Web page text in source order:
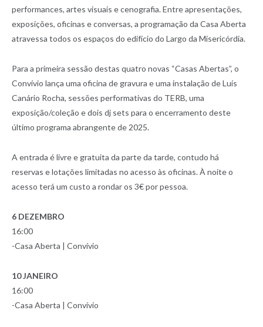
performances, artes visuais e cenografia. Entre apresentações,
exposições, oficinas e conversas, a programação da Casa Aberta
atravessa todos os espaços do edifício do Largo da Misericórdia.
Para a primeira sessão destas quatro novas “Casas Abertas”, o
Convívio lança uma oficina de gravura e uma instalação de Luís
Canário Rocha, sessões performativas do TERB, uma
exposição/coleção e dois dj sets para o encerramento deste
último programa abrangente de 2025.
A entrada é livre e gratuita da parte da tarde, contudo há
reservas e lotações limitadas no acesso às oficinas. À noite o
acesso terá um custo a rondar os 3€ por pessoa.
6 DEZEMBRO
16:00
-Casa Aberta | Convívio
10 JANEIRO
16:00
-Casa Aberta | Convívio